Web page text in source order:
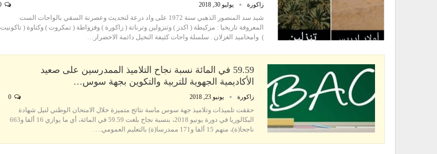
زاكورة يوليو 30, 2018
شيد سد المنصور الذهبي سنة 1972 على واد درعة لتحديث وعصرنة السقي بالواحات الست
المعروفة تاريخيا : مزكيطة ( اكدز ) وتنزولين وترناتة ( زاكورة ) وفزواطة ( تمكروت ) وكتاوة ( تاكونيت
) وامحاميد الغزلان . سلسلة واحات كثيفة النخيل دائمة الاخضرار…
59.59 في المائة نسبة نجاح التلاميذ الممدرسين على صعيد
الأكاديمية الجهوية للتربية والتكوين بجهة سوس…
زاكورة يونيو 23, 2018
حققت تلميذات وتلاميذ جهة سوس ماسة نتائج متميزة خلال الامتحان الوطني لنيل شهادة
البكالوريا في دورة يونيو 2018، بنسبة نجاح بلغت 59.59 في المائة، أي ما يوازي 16 ألفا و663
ناجحا(ة)، منهم 15 ألفا و171 ممدرسا(ة) بالتعليم العمومي.…